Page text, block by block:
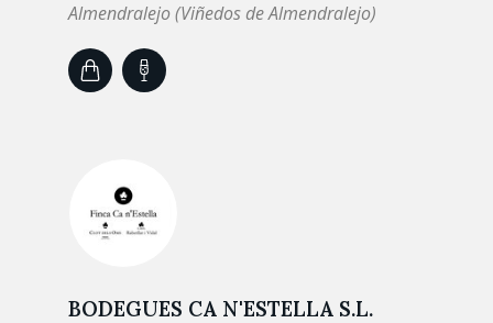
Almendralejo (Viñedos de Almendralejo)
BODEGUES CA N'ESTELLA S.L.